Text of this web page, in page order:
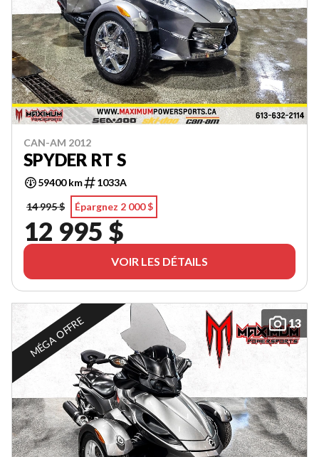
CAN-AM 2012
SPYDER RT S
59400 km
1033A
14 995 $
Épargnez 2 000 $
12 995 $
VOIR LES DÉTAILS
13
MÉGA OFFRE